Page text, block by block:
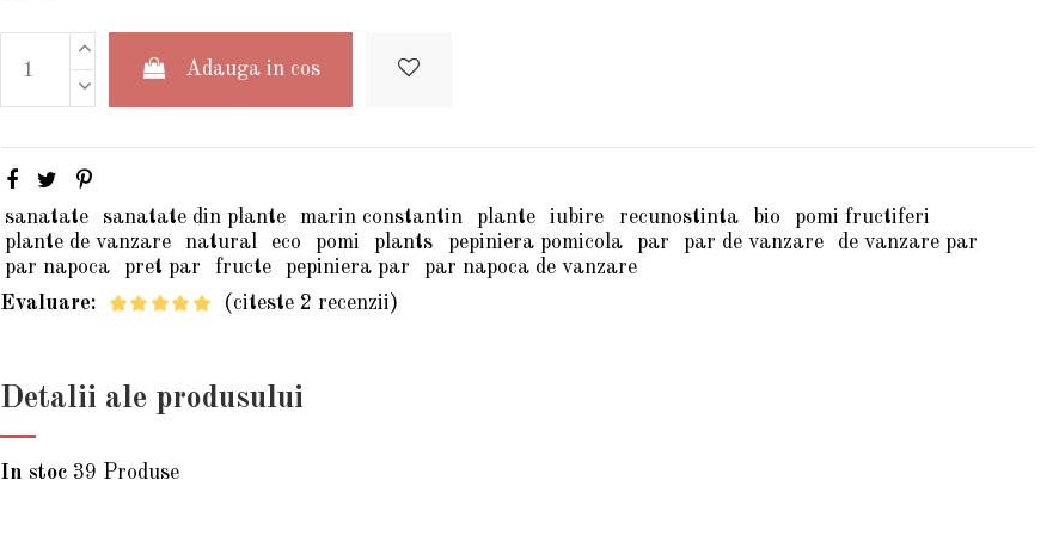
Adauga in cos
sanatate sanatate din plante marin constantin plante iubire recunostinta bio
pomi fructiferi
plante de vanzare
natural eco pomi plants pepiniera pomicola par par de vanzare
de vanzare par
par napoca
pret par fructe pepiniera par
par napoca de vanzare
Evaluare:
(citeste 2 recenzii)
Detalii ale produsului
In stoc 39 Produse